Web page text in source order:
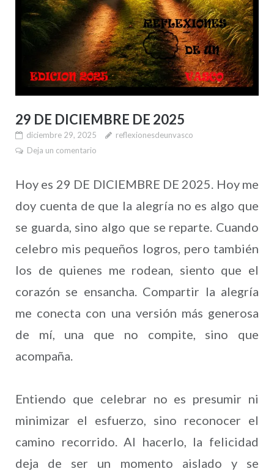
29 DE DICIEMBRE DE 2025
diciembre 29, 2025
reflexionesdeunvasco
Deja un comentario
Hoy es 29 DE DICIEMBRE DE 2025. Hoy me
doy cuenta de que la alegría no es algo que
se guarda, sino algo que se reparte. Cuando
celebro mis pequeños logros, pero también
los de quienes me rodean, siento que el
corazón se ensancha. Compartir la alegría
me conecta con una versión más generosa
de mí, una que no compite, sino que
acompaña.
Entiendo que celebrar no es presumir ni
minimizar el esfuerzo, sino reconocer el
camino recorrido. Al hacerlo, la felicidad
deja de ser un momento aislado y se